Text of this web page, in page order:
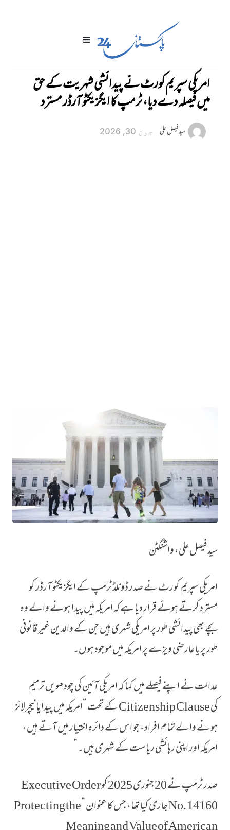
امریکی سپریم کورٹ نے پیدائشی شہریت کے حق
میں فیصلہ دے دیا، ٹرمپ کا ایگزیکٹو آرڈر مسترد
سید فیصل علی جون 30, 2026
امریکی سپریم کورٹ نے پیدائشی شہریت کے حق میں فیصلہ دے دیا، ٹرمپ کا
سید فیصل علی، واشنگٹن
امریکی سپریم کورٹ نے صدر ڈونلڈ ٹرمپ کے ایگزیکٹو آرڈر کو
مسترد کرتے ہوئے قرار دیا ہے کہ امریکہ میں پیدا ہونے والے وہ
بچے بھی پیدائشی طور پر امریکی شہری ہیں جن کے والدین غیر قانونی
طور پر یا عارضی ویزے پر امریکہ میں موجود ہوں۔
عدالت نے اپنے فیصلے میں کہا کہ امریکی آئین کی چودھویں ترمیم
کی Citizenship Clause کے تحت “امریکہ میں پیدا یا نیچرلائز
ہونے والے تمام افراد، جو اس کے دائرہ اختیار میں آتے ہیں،
امریکہ اور اپنی رہائشی ریاست کے شہری ہیں۔”
صدر ٹرمپ نے 20 جنوری 2025 کو Executive Order
No. 14160 جاری کیا تھا، جس کا عنوان “Protecting the